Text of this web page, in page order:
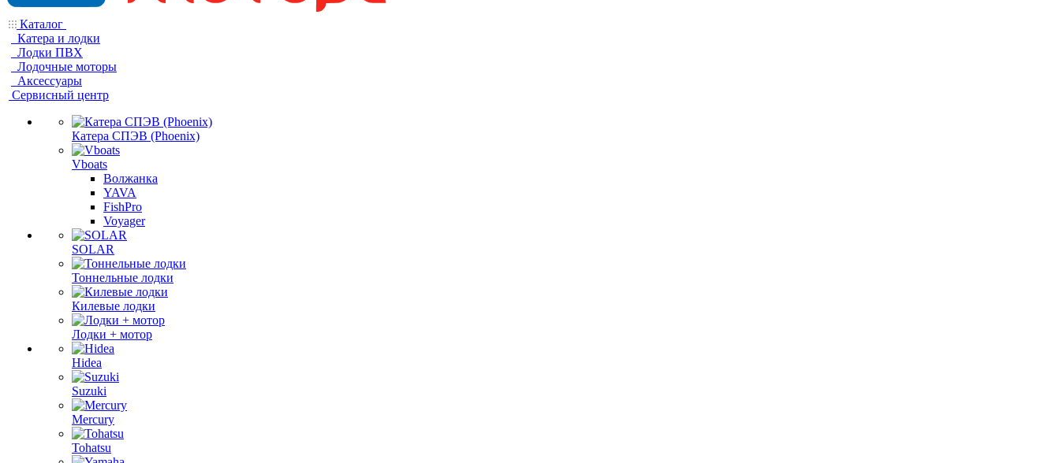
Каталог
Катера и лодки
Лодки ПВХ
Лодочные моторы
Аксессуары
Сервисный центр
Катера СПЭВ (Phoenix)
Vboats
Волжанка
YAVA
FishPro
Voyager
SOLAR
Тоннельные лодки
Килевые лодки
Лодки + мотор
Hidea
Suzuki
Mercury
Tohatsu